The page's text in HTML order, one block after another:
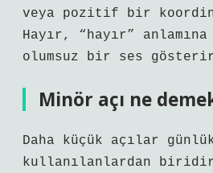
veya pozitif bir
Hayır, “hayır”
olumsuz bir ses
Minör açı ne
Daha küçük açılar
kullanılanlardan